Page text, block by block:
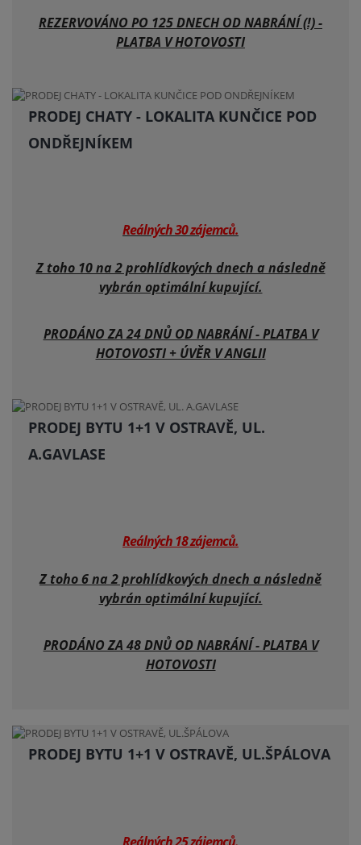
REZERVOVÁNO PO 125 DNECH OD NABRÁNÍ (!) -
PLATBA V HOTOVOSTI
PRODEJ CHATY - LOKALITA KUNČICE POD
ONDŘEJNÍKEM
Reálných 30 zájemců.
Z toho 10 na 2 prohlídkových dnech a následně
vybrán optimální kupující.
PRODÁNO ZA 24 DNŮ OD NABRÁNÍ - PLATBA V
HOTOVOSTI + ÚVĚR V ANGLII
PRODEJ BYTU 1+1 V OSTRAVĚ, UL.
A.GAVLASE
Reálných 18 zájemců.
Z toho 6 na 2 prohlídkových dnech a následně
vybrán optimální kupující.
PRODÁNO ZA 48 DNŮ OD NABRÁNÍ - PLATBA V
HOTOVOSTI
PRODEJ BYTU 1+1 V OSTRAVĚ, UL.ŠPÁLOVA